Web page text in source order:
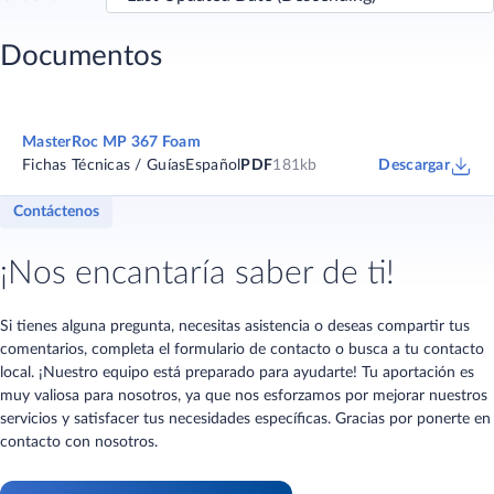
Documentos
MasterRoc MP 367 Foam
Fichas Técnicas / GuíasEspañol PDF181kb Descargar
Contáctenos
¡Nos encantaría saber de ti!
Si tienes alguna pregunta, necesitas asistencia o deseas compartir tus
comentarios, completa el formulario de contacto o busca a tu contacto
local. ¡Nuestro equipo está preparado para ayudarte! Tu aportación es
muy valiosa para nosotros, ya que nos esforzamos por mejorar nuestros
servicios y satisfacer tus necesidades específicas. Gracias por ponerte en
contacto con nosotros.